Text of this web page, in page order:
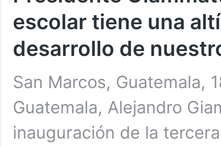
escolar tiene una
desarrollo de
San Marcos, Guatemala,
Guatemala, Alejandro
inauguración de la